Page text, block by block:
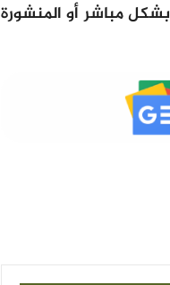
مباشر أو المنشورة